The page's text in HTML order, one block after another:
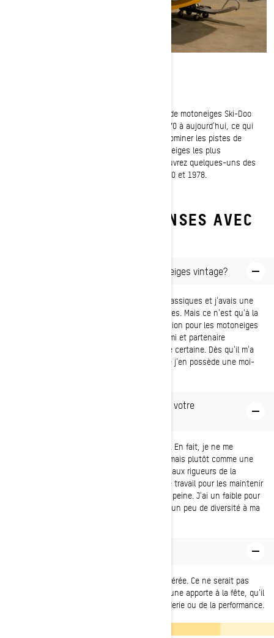
Presque toutes les décennies de production de motoneiges Ski-Doo
incluent le Blizzard. Du début des années 1970 à aujourd'hui, ce qui
était à la base une motoneige conçue pour dominer les pistes de
course a évolué pour devenir l'une des motoneiges les plus
perfectionnées à parcourir les sentiers. Découvrez quelques-uns des
modèles Blizzards les plus rares : ceux de 1970 et 1978.
QUESTIONS ET RÉPONSES AVEC
D'où vient votre passion pour les motoneiges vintage?
J'ai grandi avec des voitures anciennes et classiques et j'avais une
appréciation naturelle pour ce genre de choses. Mais ce n'est qu'à la
fin de ma carrière de snowcross que ma passion pour les motoneiges
anciennes s'est vraiment développée. Mon ami et partenaire
commercial, Bill Fullerton, a eu une influence certaine. Dès qu'il m'a
prêté son Elan, j'ai été accroché. Il fallait que j'en possède une moi-
Combien de motoneiges avez-vous dans votre
J'ai une modeste collection de 5 motoneiges. En fait, je ne me
considère pas comme une collectionneuse, mais plutôt comme une
passionnée de vintage. J'aime les soumettre aux rigueurs de la
conduite réelle. Cela représente beaucoup de travail pour les maintenir
dans leur état d'origine, mais cela en vaut la peine. J'ai un faible pour
tout vieux modèle propre qui pourrait ajouter un peu de diversité à ma
Honnêtement, je ne peux pas choisir ma préférée. Ce ne serait pas
juste ! J'apprécie profondément ce que chacune apporte à la fête, qu'il
s'agisse du design, de l'utilité, de la camaraderie ou de la performance.